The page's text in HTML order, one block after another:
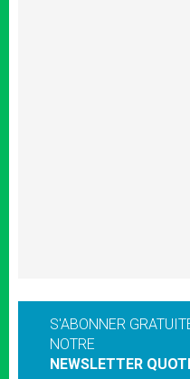
S'ABONNER
NOTRE
NEWSLETTER